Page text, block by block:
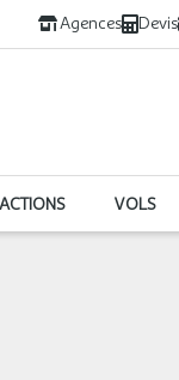
Agences Devis
VOLS